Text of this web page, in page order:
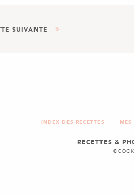
SUIVANTE
INDEX DES RECETTES MES
RECETTES &